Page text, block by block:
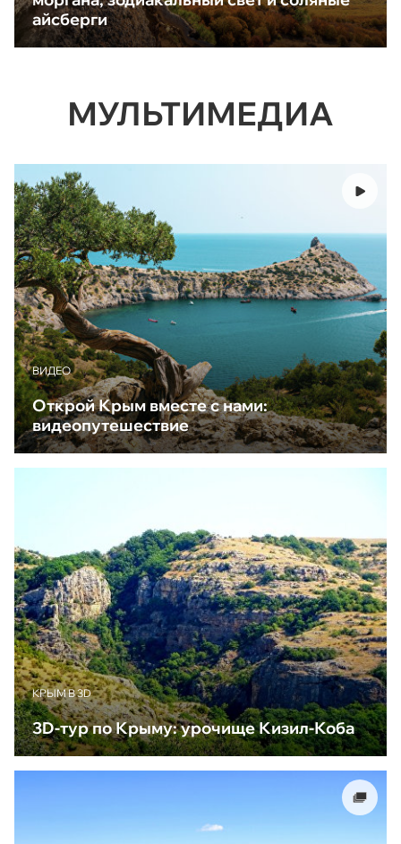
айсберги
МУЛЬТИМЕДИА
ВИДЕО
Открой Крым вместе с нами:
видеопутешествие
КРЫМ В 3D
3D-тур по Крыму: урочище Кизил-Коба